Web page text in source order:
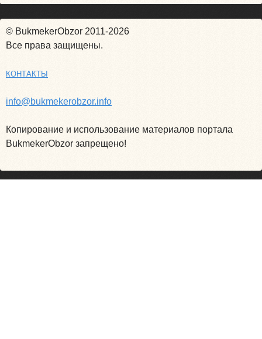
© BukmekerObzor 2011-2026
Все права защищены.
КОНТАКТЫ
info@bukmekerobzor.info
Копирование и использование материалов портала
BukmekerObzor запрещено!